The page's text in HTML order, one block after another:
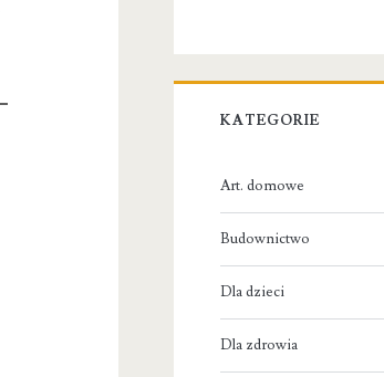
KATEGORIE
Art. domowe
Budownictwo
Dla dzieci
Dla zdrowia